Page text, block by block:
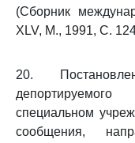
(Сборник
XLV, М., 1991, С.
20.
специальном
сообщения,